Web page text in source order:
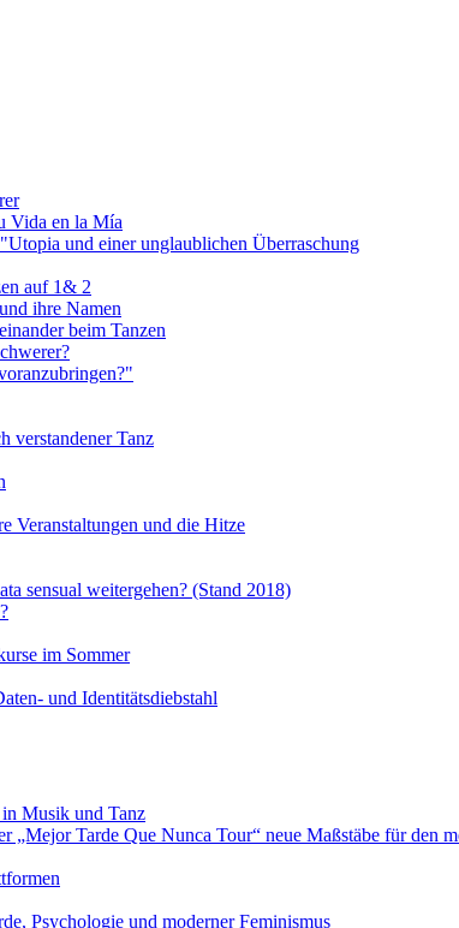
Vida en la Mía
und einer unglaublichen Überraschung
auf 1& 2
ihre Namen
beim Tanzen
verstandener Tanz
Veranstaltungen und die Hitze
sensual weitergehen? (Stand 2018)
im Sommer
und Identitätsdiebstahl
Musik und Tanz
„Mejor Tarde Que Nunca Tour“ neue Maßstäbe für den
Psychologie und moderner Feminismus